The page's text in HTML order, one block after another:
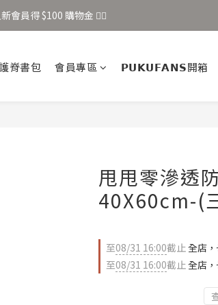
會員得 $100 購物金 👉🏻
會員得 $100 購物金 👉🏻
新會員得 $100 購物金 👉🏻
脊書包 會員專區 𝗣𝗨𝗞𝗨𝗙𝗔𝗡𝗦開箱
甩甩零滲透
40X60cm-(
至08/31 16:00截止全店
至08/31 16:00截止全店